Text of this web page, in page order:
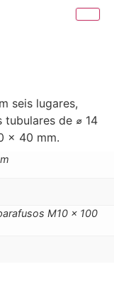
seis lugares,
de ⌀ 14
x 40 mm.
M10 x 100